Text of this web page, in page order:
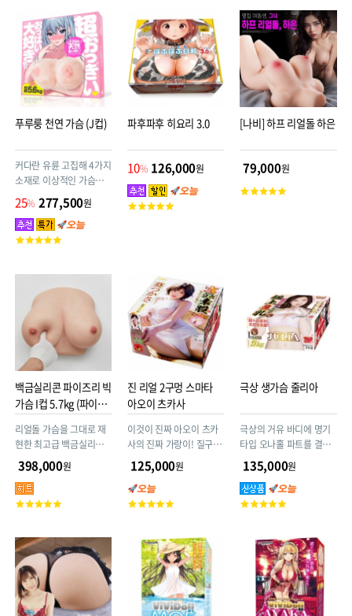
점
푸루룽 천연 가슴 (J컵)
커다란 유륜 고집해 4가지
소재로 이상적인 가슴을
만드는 것을 추구했습니
다.
25% 277,500원
고
파후파후 히요리 3.0
10% 126,000원
고
[나비] 하프 리얼돌 하은
79,000원
고
백금실리콘 파이즈리 빅
가슴 I컵 5.7kg (파이즈
리얼돌 가슴을 그대로 재
현한 최고급 백금실리콘
제품! 오나홀 유저들에게
검증받은 제품으로서, 저
가 TPE 제품과는 전혀 다
릅니다
398,000원
고
점
진 리얼 2구멍 스마타
아오이 츠카사
이것이 진짜 아오이 츠카
사의 진짜 가랑이! 질구멍
과 애널구멍을 리얼하게
재현했다 3.5kg
125,000원
고
극상 생가슴 줄리아
극상의 거유 바디에 명기
타입 오나홀 파트를 결합
한, 욕심 가득한 초대형 쾌
감 모델! 유두·바디 표면·
내부 각각에 고급 소재를
적용한 3중 구조 타입으로
135,000원
고